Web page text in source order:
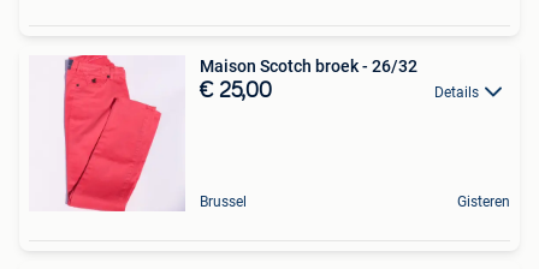
Maison Scotch broek - 26/32
€ 25,00 Details
Brussel Gisteren